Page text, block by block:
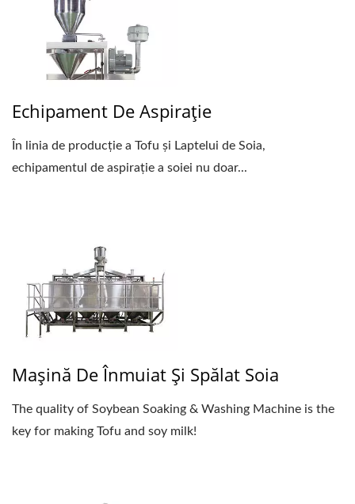
Echipament De Aspirație
În linia de producție a Tofu și Laptelui de Soia,
echipamentul de aspirație a soiei nu doar...
Mașină De Înmuiat Și Spălat Soia
The quality of Soybean Soaking & Washing Machine is the
key for making Tofu and soy milk!